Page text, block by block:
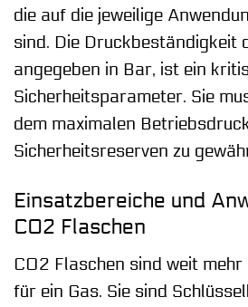
die auf die jeweilige
sind. Die Druckbeständigkeit
angegeben in Bar, ist ein
Sicherheitsparameter. Sie
dem maximalen
Sicherheitsreserven zu
Einsatzbereiche und
CO2 Flaschen
CO2 Flaschen sind weit
für ein Gas. Sie sind